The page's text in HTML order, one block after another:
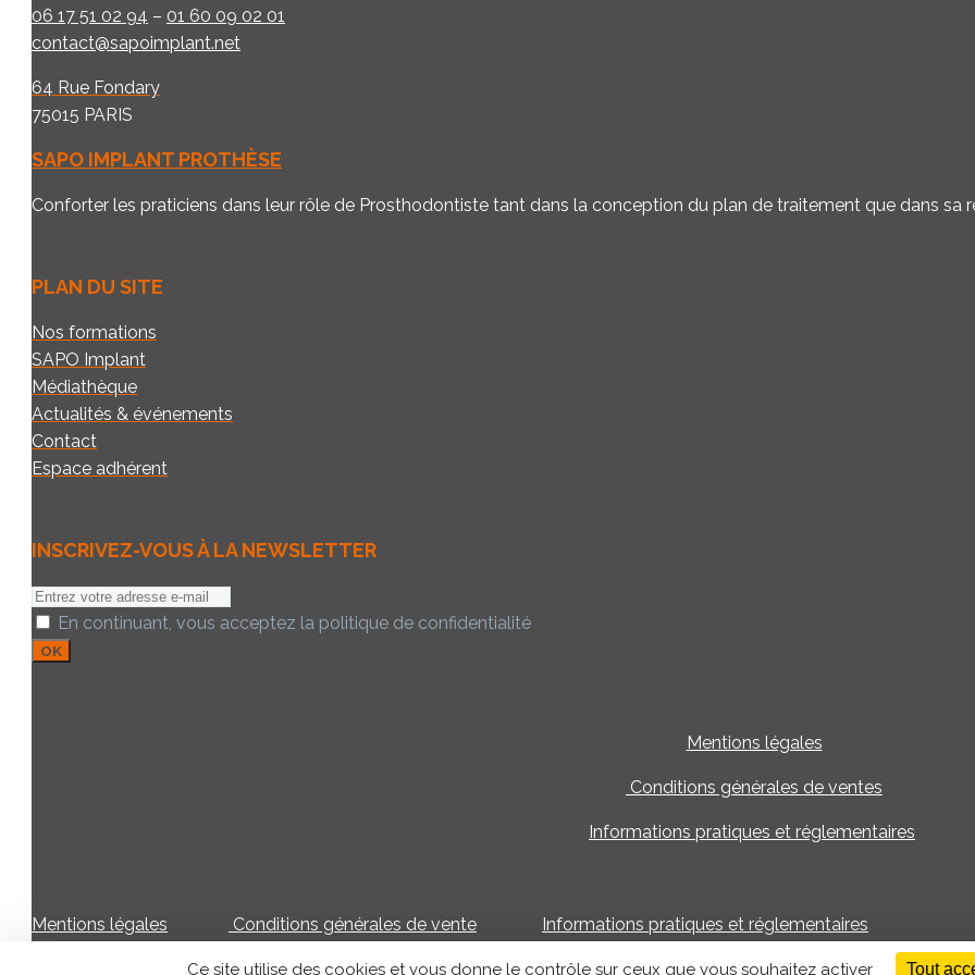
06 17 51 02 94 – 01 60 09 02 01
contact@sapoimplant.net
64 Rue Fondary
75015 PARIS
SAPO IMPLANT PROTHÈSE
Conforter les praticiens dans leur rôle de Prosthodontiste tant dans la conception du plan de traitement que dans sa
PLAN DU SITE
Nos formations
SAPO Implant
Médiathèque
Actualités & événements
Contact
Espace adhérent
INSCRIVEZ-VOUS À LA NEWSLETTER
E-
mail:En continuant, vous acceptez la politique de confidentialité
Mentions légales
Conditions générales de ventes
Informations pratiques et réglementaires
Mentions légales Conditions générales de vente Informations pratiques et réglementaires
Réalisation : EcloLINK
Ce site utilise des cookies et vous donne le contrôle sur ceux que vous souhaitez activer Tout